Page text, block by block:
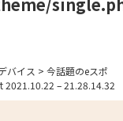
バイス > 今話題のeスポ
2021.10.22 – 21.28.14.32